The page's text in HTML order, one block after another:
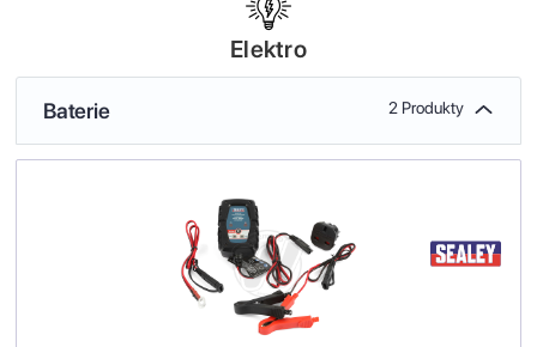
Elektro
Baterie 2 Produkty